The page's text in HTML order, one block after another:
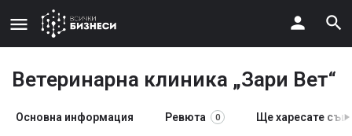
Ветеринарна клиника „Зари Вет“
Основна информация Ревюта 0 Ще харесате